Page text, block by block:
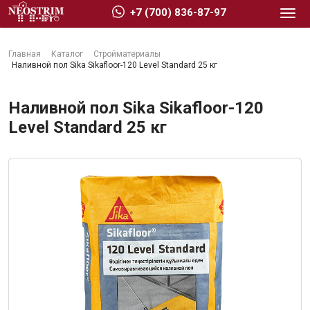
Главная Каталог
Стройматериалы
Наливной пол Sika Sikafloor-120 Level Standard 25 кг
Наливной пол Sika Sikafloor-120
Level Standard 25 кг
+7 (700) 836-87-97
Стройматериалы
Гидроизоляция
Изоляционные материалы
Кровельные материалы